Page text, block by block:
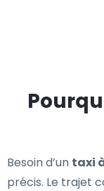
Besoin d’un taxi
précis. Le trajet